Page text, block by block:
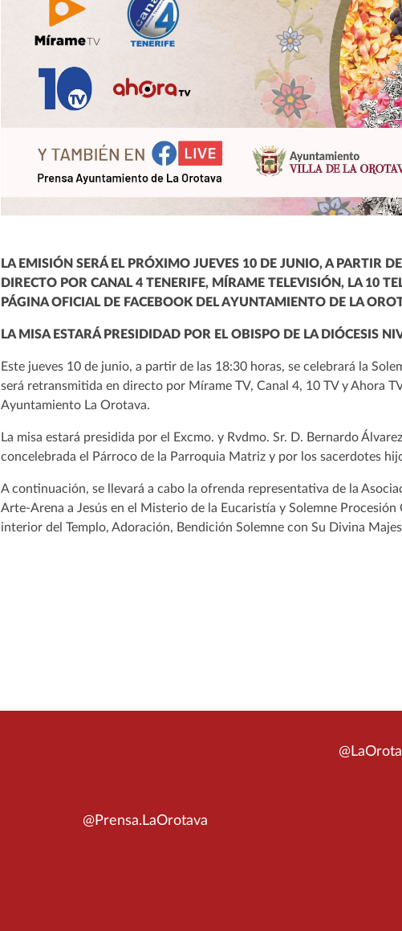
LA EMISIÓN SERÁ EL PRÓXIMO JUEVES 10 DE JUNIO, A PARTIR
DIRECTO POR CANAL 4 TENERIFE, MÍRAME TELEVISIÓN, LA 10
PÁGINA OFICIAL DE FACEBOOK DEL AYUNTAMIENTO DE LA
LA MISA ESTARÁ PRESIDIDAD POR EL OBISPO DE LA DIÓCESIS
Este jueves 10 de junio, a partir de las 18:30 horas, se celebrará la
será retransmitida en directo por Mírame TV, Canal 4, 10 TV y Ahora
Ayuntamiento La Orotava.
La misa estará presidida por el Excmo. y Rvdmo. Sr. D. Bernardo
concelebrada el Párroco de la Parroquia Matriz y por los sacerdotes
A continuación, se llevará a cabo la ofrenda representativa de la
Arte-Arena a Jesús en el Misterio de la Eucaristía y Solemne
interior del Templo, Adoración, Bendición Solemne con Su Divina
@Prensa.LaOrotava